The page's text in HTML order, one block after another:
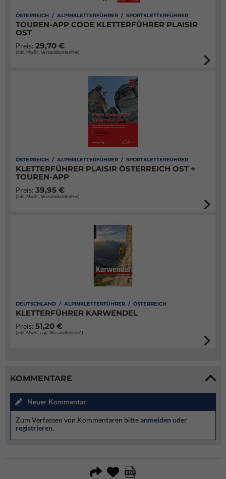
ÖSTERREICH / ALPINKLETTERFÜHRER / SPORTKLETTERFÜHRER
TOUREN-APP CODE KLETTERFÜHRER PLAISIR
OST
Preis: 29,70 €
(inkl. MwSt., Versandkostenfrei)
ÖSTERREICH / ALPINKLETTERFÜHRER / SPORTKLETTERFÜHRER
KLETTERFÜHRER PLAISIR ÖSTERREICH OST +
TOUREN-APP
Preis: 39,95 €
(inkl. MwSt., Versandkostenfrei)
DEUTSCHLAND / ALPINKLETTERFÜHRER / ÖSTERREICH
KLETTERFÜHRER KARWENDEL
Preis: 51,20 €
(inkl. MwSt. zzgl. Versandkosten*)
KOMMENTARE
Neuer Kommentar
Zum Verfassen von Kommentaren bitteanmelden oder
registrieren.